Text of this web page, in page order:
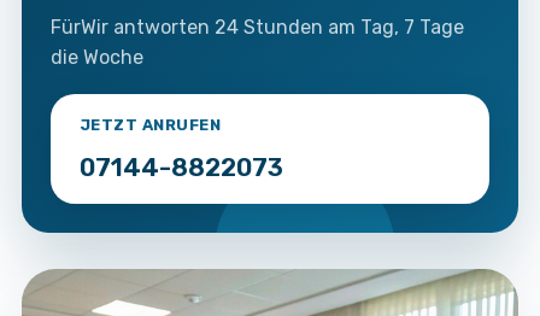
FürWir antworten 24 Stunden am Tag, 7 Tage
die Woche
JETZT ANRUFEN
07144-8822073